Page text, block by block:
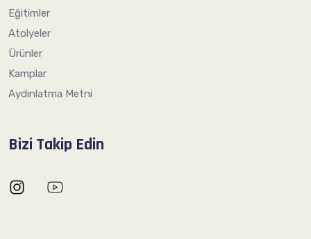
Eğitimler
Atolyeler
Ürünler
Kamplar
Aydınlatma Metni
Bizi Takip Edin